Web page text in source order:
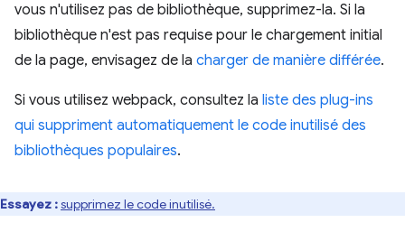
vous n'utilisez pas de bibliothèque, supprimez-la. Si la
bibliothèque n'est pas requise pour le chargement initial
de la page, envisagez de la charger de manière différée.
Si vous utilisez webpack, consultez la liste des plug-ins
qui suppriment automatiquement le code inutilisé des
bibliothèques populaires.
Essayez :supprimez le code inutilisé.